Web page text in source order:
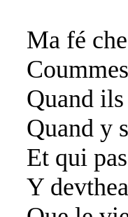
Ma fé
Quand
Quand y
Et qui
Y